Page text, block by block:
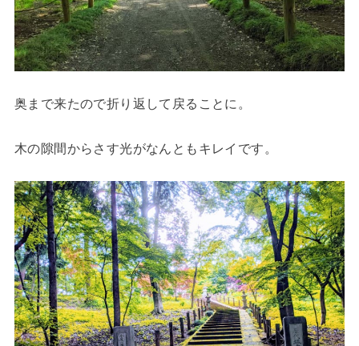
奥まで来たので折り返して戻ることに。
木の隙間からさす光がなんともキレイです。